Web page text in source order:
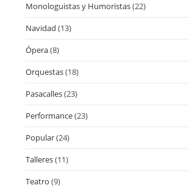
Monologuistas y Humoristas(22)
Navidad (13)
Ópera(8)
Orquestas(18)
Pasacalles(23)
Performance(23)
Popular(24)
Talleres(11)
Teatro (9)